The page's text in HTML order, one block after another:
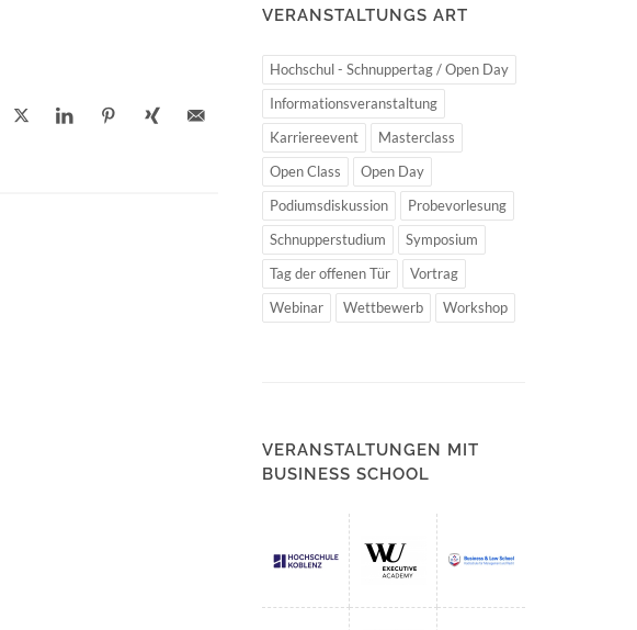
VERANSTALTUNGS ART
Hochschul - Schnuppertag / Open Day
Informationsveranstaltung
Karriereevent
Masterclass
Open Class
Open Day
Podiumsdiskussion
Probevorlesung
Schnupperstudium
Symposium
Tag der offenen Tür
Vortrag
Webinar
Wettbewerb Workshop
VERANSTALTUNGEN MIT
BUSINESS SCHOOL